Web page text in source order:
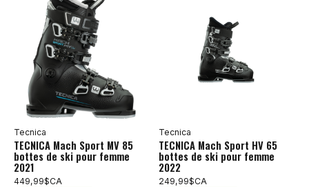
Tecnica
TECNICA Mach Sport MV 85
bottes de ski pour femme
2021
449,99$CA
Tecnica
TECNICA Mach Sport HV 65
bottes de ski pour femme
2022
249,99$CA